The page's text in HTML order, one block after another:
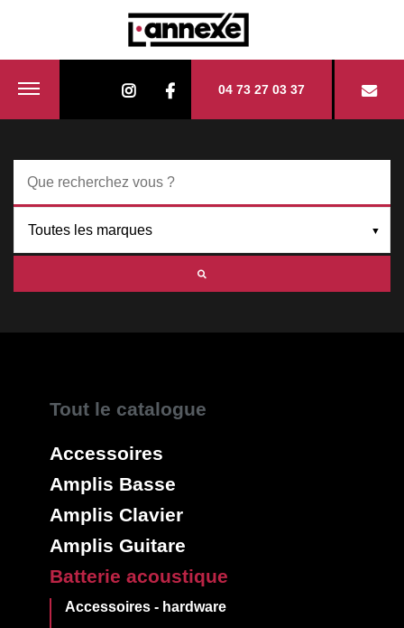
04 73 27 03 37
Tout le catalogue
Accessoires
Amplis Basse
Amplis Clavier
Amplis Guitare
Batterie acoustique
Accessoires - hardware